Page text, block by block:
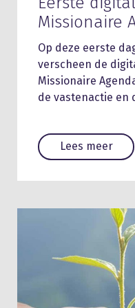
Missionaire
Op deze eerste
verscheen de
Missionaire
de vastenactie en
Lees meer